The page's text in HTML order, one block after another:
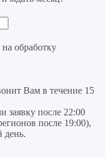
на обработку
Вам в течение 15
заявку после 22:00
после 19:00),
день.